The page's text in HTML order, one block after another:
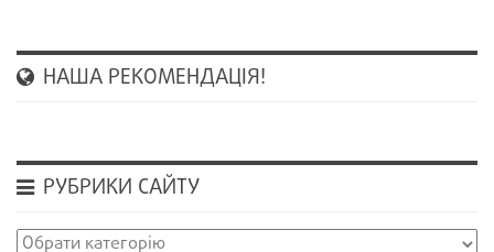
НАША РЕКОМЕНДАЦІЯ!
РУБРИКИ САЙТУ
Рубрики